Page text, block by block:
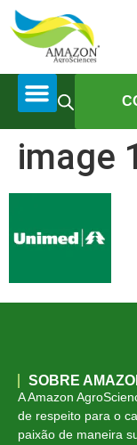
image
SOBRE
A Amazon
de respeito para o
paixão de maneira